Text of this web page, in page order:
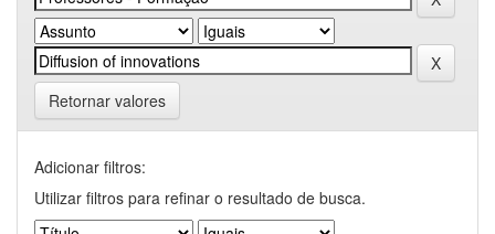
Retornar valores
Adicionar filtros:
Utilizar filtros para refinar o resultado de busca.